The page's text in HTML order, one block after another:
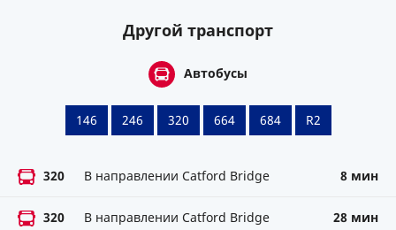
Другой транспорт
Автобусы
146 246 320 664 684 R2
320 В направлении Catford Bridge 8 мин
320 В направлении Catford Bridge 28 мин